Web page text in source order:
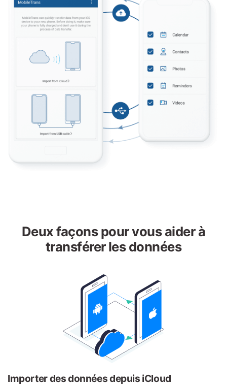
Deux façons pour vous aider à
transférer les données
Importer des données depuis iCloud